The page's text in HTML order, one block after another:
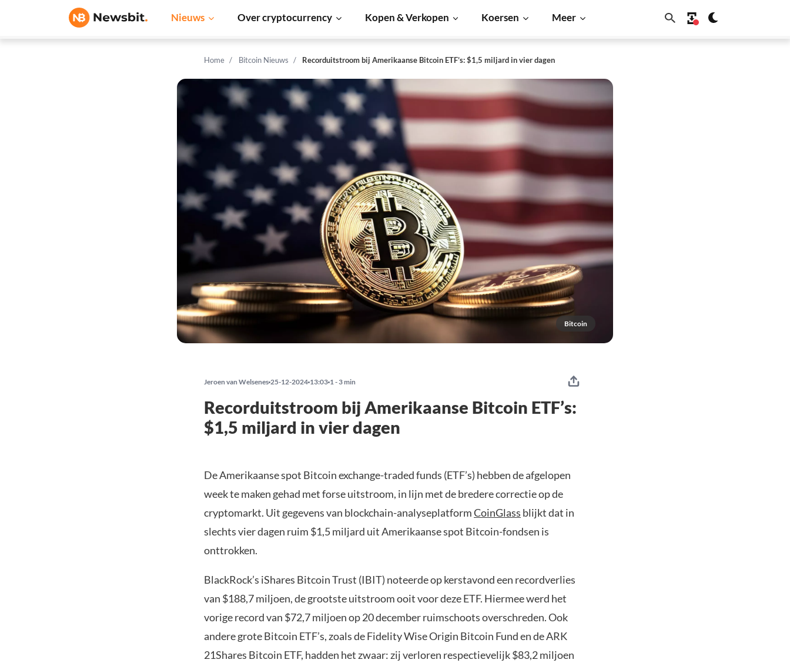
Nieuws Over cryptocurrency Kopen & Verkopen Koersen Meer
Home Bitcoin Nieuws Recorduitstroom bij Amerikaanse Bitcoin ETF’s: $1,5 miljard in vier dagen
Bitcoin
Jeroen van Welsenes 25-12-2024 13:03 1 - 3 min
Recorduitstroom bij Amerikaanse Bitcoin ETF’s:
$1,5 miljard in vier dagen
De Amerikaanse spot Bitcoin exchange-traded funds (ETF’s) hebben de afgelopen
week te maken gehad met forse uitstroom, in lijn met de bredere correctie op de
cryptomarkt. Uit gegevens van blockchain-analyseplatformCoinGlass blijkt dat in
slechts vier dagen ruim $1,5 miljard uit Amerikaanse spot Bitcoin-fondsen is
onttrokken.
BlackRock’s iShares Bitcoin Trust (IBIT) noteerde op kerstavond een recordverlies
van $188,7 miljoen, de grootste uitstroom ooit voor deze ETF. Hiermee werd het
vorige record van $72,7 miljoen op 20 december ruimschoots overschreden. Ook
andere grote Bitcoin ETF’s, zoals de Fidelity Wise Origin Bitcoin Fund en de ARK
21Shares Bitcoin ETF, hadden het zwaar: zij verloren respectievelijk $83,2 miljoen